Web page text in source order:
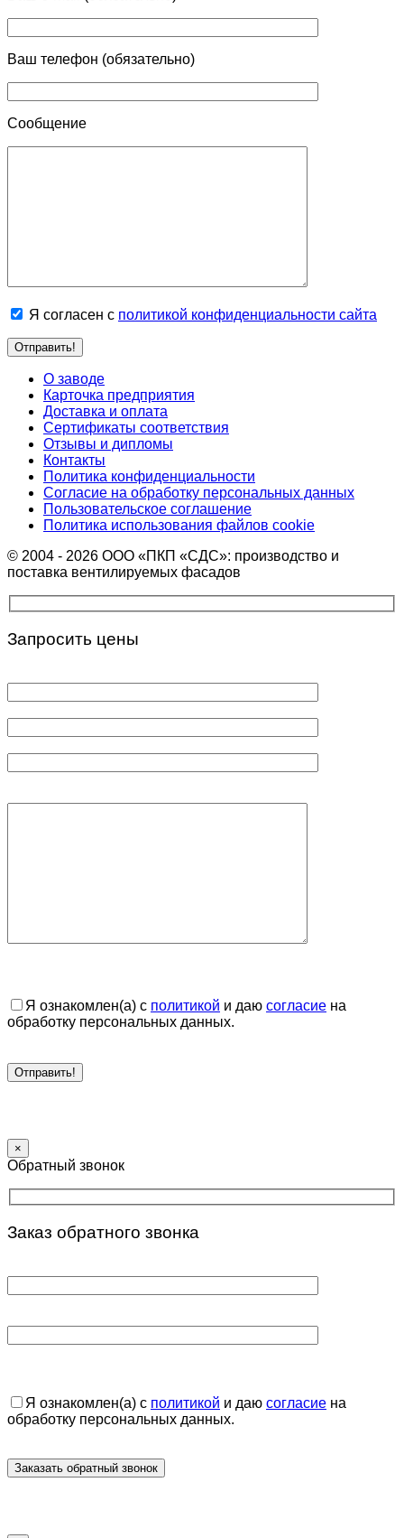
Ваш телефон (обязательно)
Сообщение
Я согласен с политикой конфиденциальности сайта
О заводе
Карточка предприятия
Доставка и оплата
Сертификаты соответствия
Отзывы и дипломы
Контакты
Политика конфиденциальности
Согласие на обработку персональных данных
Пользовательское соглашение
Политика использования файлов cookie
© 2004 - 2026 ООО «ПКП «СДС»: производство и
поставка вентилируемых фасадов
Запросить цены
Я ознакомлен(а) с политикой и даю согласие на
обработку персональных данных.
×
Обратный звонок
Заказ обратного звонка
Я ознакомлен(а) с политикой и даю согласие на
обработку персональных данных.